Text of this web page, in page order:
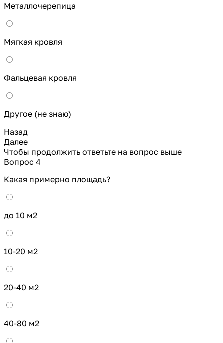
Металлочерепица
Мягкая кровля
Фальцевая кровля
Другое (не знаю)
Назад
Далее
Чтобы продолжить ответьте на вопрос выше
Вопрос 4
Какая примерно площадь?
до 10 м2
10-20 м2
20-40 м2
40-80 м2